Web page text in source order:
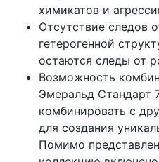
химикатов и
Отсутствие следов
гетерогенной
остаются следы от
Возможность
Эмеральд Стандарт
комбинировать с
для создания
Помимо